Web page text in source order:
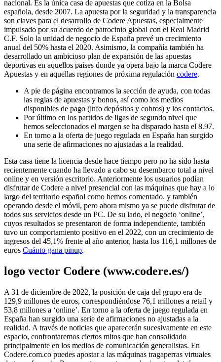
nacional. Es la única casa de apuestas que cotiza en la Bolsa
española, desde 2007. La apuesta por la seguridad y la transparencia
son claves para el desarrollo de Codere Apuestas, especialmente
impulsado por su acuerdo de patrocinio global con el Real Madrid
C.F. Solo la unidad de negocio de España prevé un crecimiento
anual del 50% hasta el 2020. Asimismo, la compañía también ha
desarrollado un ambicioso plan de expansión de las apuestas
deportivas en aquellos países donde ya opera bajo la marca Codere
Apuestas y en aquellas regiones de próxima regulación codere.
A pie de página encontramos la sección de ayuda, con todas
las reglas de apuestas y bonos, así como los medios
disponibles de pago (info depósitos y cobros) y los contactos.
Por último en los partidos de ligas de segundo nivel que
hemos seleccionados el margen se ha disparado hasta el 8.97.
En torno a la oferta de juego regulada en España han surgido
una serie de afirmaciones no ajustadas a la realidad.
Esta casa tiene la licencia desde hace tiempo pero no ha sido hasta
recientemente cuando ha llevado a cabo su desembarco total a nivel
online y en versión escritorio. Anteriormente los usuarios podían
disfrutar de Codere a nivel presencial con las máquinas que hay a lo
largo del territorio español como hemos comentado, y también
operando desde el móvil, pero ahora mismo ya se puede disfrutar de
todos sus servicios desde un PC. De su lado, el negocio ‘online’,
cuyos resultados se presentaron de forma independiente, también
tuvo un comportamiento positivo en el 2022, con un crecimiento de
ingresos del 45,1% frente al año anterior, hasta los 116,1 millones de
euros Cuánto gana pinup.
logo vector Codere (www.codere.es/)
A 31 de diciembre de 2022, la posición de caja del grupo era de
129,9 millones de euros, correspondiéndose 76,1 millones a retail y
53,8 millones a ‘online’. En torno a la oferta de juego regulada en
España han surgido una serie de afirmaciones no ajustadas a la
realidad. A través de noticias que aparecerán sucesivamente en este
espacio, confrontaremos ciertos mitos que han consolidado
principalmente en los medios de comunicación generalistas. En
Codere.com.co puedes apostar a las máquinas tragaperras virtuales